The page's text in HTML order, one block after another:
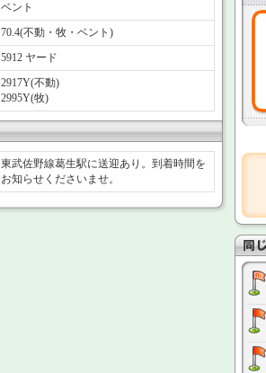
ベント
70.4(不動・牧・ベント)
5912 ヤード
2917Y(不動)
2995Y(牧)
東武佐野線葛生駅に送迎あり。到着時間を
お知らせくださいませ。